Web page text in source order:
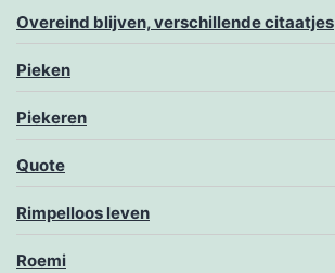
Overeind blijven, verschillende citaatjes
Pieken
Piekeren
Quote
Rimpelloos leven
Roemi